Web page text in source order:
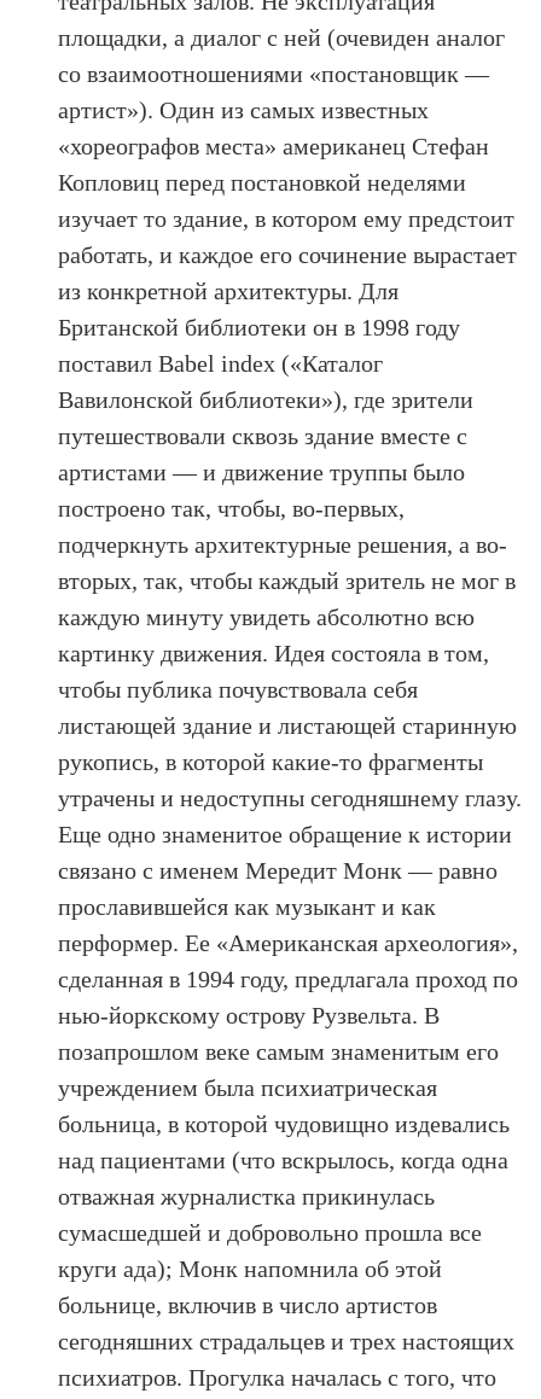
площадки, а диалог с ней (очевиден аналог
со взаимоотношениями «постановщик —
артист»). Один из самых известных
«хореографов места» американец Стефан
Копловиц перед постановкой неделями
изучает то здание, в котором ему предстоит
работать, и каждое его сочинение вырастает
из конкретной архитектуры. Для
Британской библиотеки он в 1998 году
поставил Babel index («Каталог
Вавилонской библиотеки»), где зрители
путешествовали сквозь здание вместе с
артистами — и движение труппы было
построено так, чтобы, во-первых,
подчеркнуть архитектурные решения, а во-
вторых, так, чтобы каждый зритель не мог в
каждую минуту увидеть абсолютно всю
картинку движения. Идея состояла в том,
чтобы публика почувствовала себя
листающей здание и листающей старинную
рукопись, в которой какие-то фрагменты
утрачены и недоступны сегодняшнему глазу.
Еще одно знаменитое обращение к истории
связано с именем Мередит Монк — равно
прославившейся как музыкант и как
перформер. Ее «Американская археология»,
сделанная в 1994 году, предлагала проход по
нью-йоркскому острову Рузвельта. В
позапрошлом веке самым знаменитым его
учреждением была психиатрическая
больница, в которой чудовищно издевались
над пациентами (что вскрылось, когда одна
отважная журналистка прикинулась
сумасшедшей и добровольно прошла все
круги ада); Монк напомнила об этой
больнице, включив в число артистов
сегодняшних страдальцев и трех настоящих
психиатров. Прогулка началась с того, что